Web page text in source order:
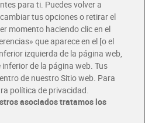
exclusivas.
y busca tu tienda más cercana
compras.
para ti. Puedes volver a
tus opciones o retirar el
momento haciendo clic en el
que aparece en el [o el
izquierda de la página web,
de la página web. Tus
de nuestro Sitio web. Para
política de privacidad.
asociados tratamos los